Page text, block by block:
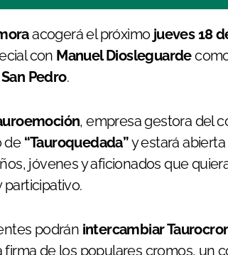
acogerá el próximo jueves 18
con Manuel Diosleguarde
Pedro.
, empresa gestora del
de “Tauroquedada”y estará
jóvenes y aficionados que
podrán intercambiar
firma de los populares cromos, un